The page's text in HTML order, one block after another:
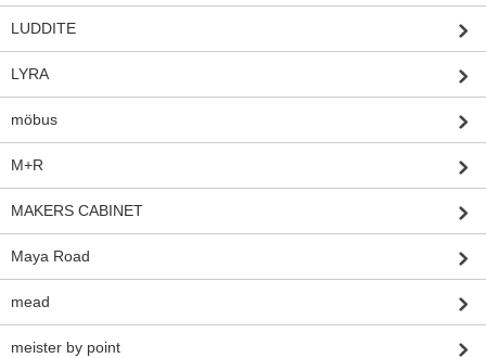
LUDDITE
LYRA
möbus
M+R
MAKERS CABINET
Maya Road
mead
meister by point